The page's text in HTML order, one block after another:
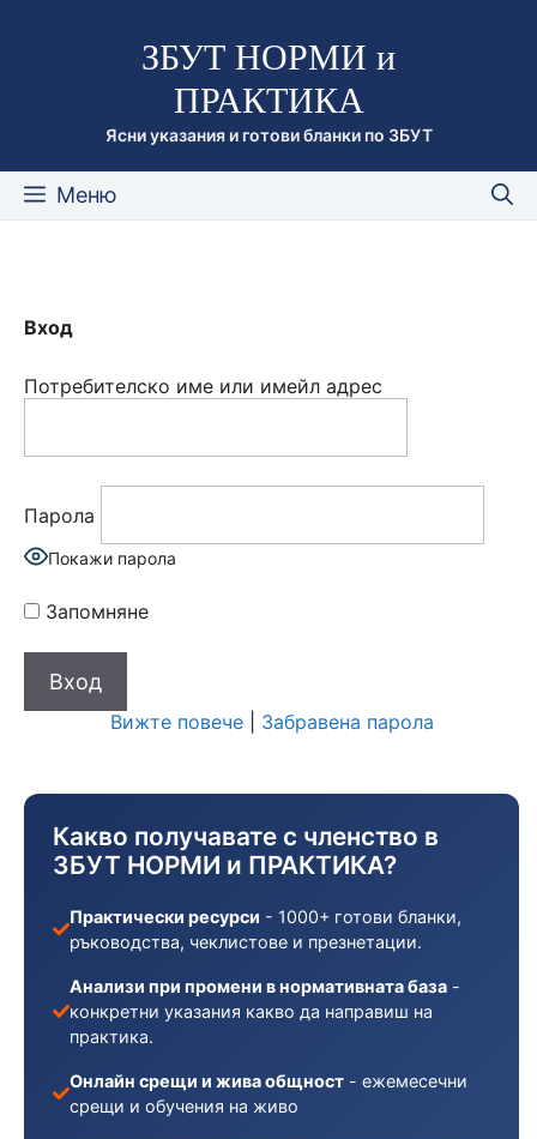
съдържаниетоЗБУТ НОРМИ и
ПРАКТИКА
Ясни указания и готови бланки по ЗБУТ
Меню
Вход
Потребителско име или имейл адрес
Парола
Покажи парола
Запомняне
Вижте повече| Забравена парола
Какво получавате с членство в
ЗБУТ НОРМИ и ПРАКТИКА?
Практически ресурси - 1000+ готови бланки,
ръководства, чеклистове и презнетации.
Анализи при промени в нормативната база -
конкретни указания какво да направиш на
практика.
Онлайн срещи и жива общност - ежемесечни
срещи и обучения на живо